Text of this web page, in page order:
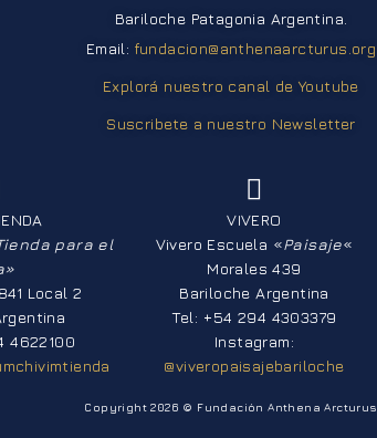
Bariloche Patagonia Argentina.
Email: fundacion@anthenaarcturus.org
Explorá nuestro canal de Youtube
Suscribete a nuestro Newsletter
para el
Local 2
4622100
VIVERO
Vivero Escuela «Paisaje«
Morales 439
Bariloche Argentina
Tel: +54 294 4303379
Instagram:
@viveropaisajebariloche
Copyright 2026 © Fundación Anthena Arcturus